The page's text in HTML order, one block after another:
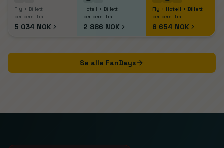
Fly + Billett
per pers. fra
5 034 NOK
Hotell + Billett
per pers. fra
2 886 NOK
Fly + Hotell + Billett
per pers. fra
6 654 NOK
Se alle FanDays